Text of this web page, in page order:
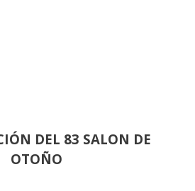
DEL 83 SALON DE
OTOÑO